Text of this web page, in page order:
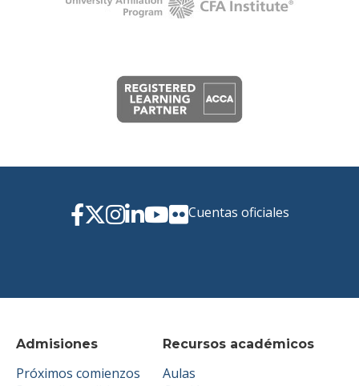
Admisiones
Próximos comienzos
Recursos académicos
Aulas
Cuentas oficiales